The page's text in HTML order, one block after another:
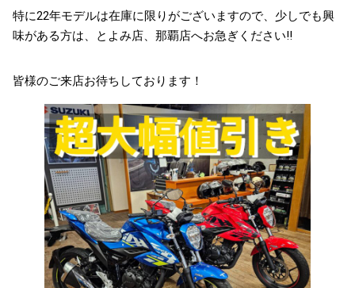
特に22年モデルは在庫に限りがございますので、少しでも興
味がある方は、とよみ店、那覇店へお急ぎください!!
皆様のご来店お待ちしております！